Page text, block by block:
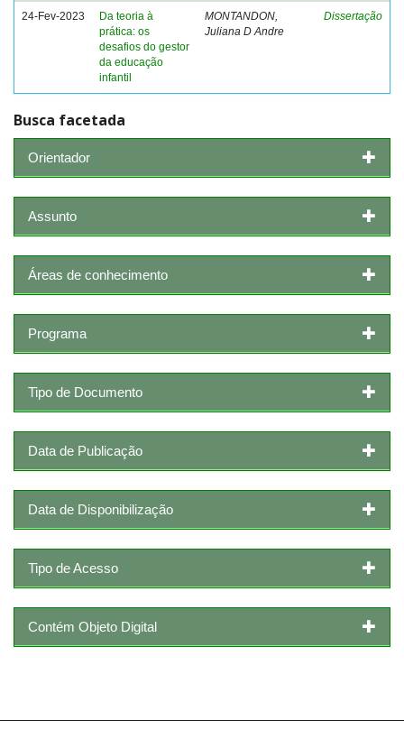
24-Fev-2023
Da teoria à
prática: os
desafios do gestor
da educação
infantil
MONTANDON,
Juliana D Andre
Dissertação
Busca facetada
Orientador
Assunto
Áreas de conhecimento
Programa
Tipo de Documento
Data de Publicação
Data de Disponibilização
Tipo de Acesso
Contém Objeto Digital